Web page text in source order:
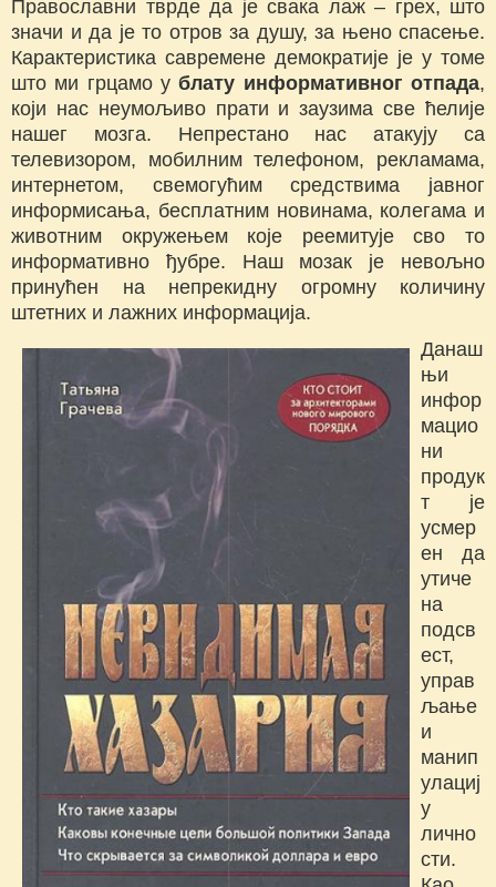
Православни тврде да је свака лаж – грех, што
значи и да је то отров за душу, за њено спасење.
Карактеристика савремене демократије је у томе
што ми грцамо у блату информативног отпада,
који нас неумољиво прати и заузима све ћелије
нашег мозга. Непрестано нас атакују са
телевизором, мобилним телефоном, рекламама,
интернетом, свемогућим средствима јавног
информисања, бесплатним новинама, колегама и
животним окружењем које реемитује сво то
информативно ђубре. Наш мозак је невољно
принућен на непрекидну огромну количину
штетних и лажних информација.
Данаш
њи
инфор
мацио
ни
продук
т је
усмер
ен да
утиче
на
подсв
ест,
управ
љање
и
манип
улациј
у
лично
сти.